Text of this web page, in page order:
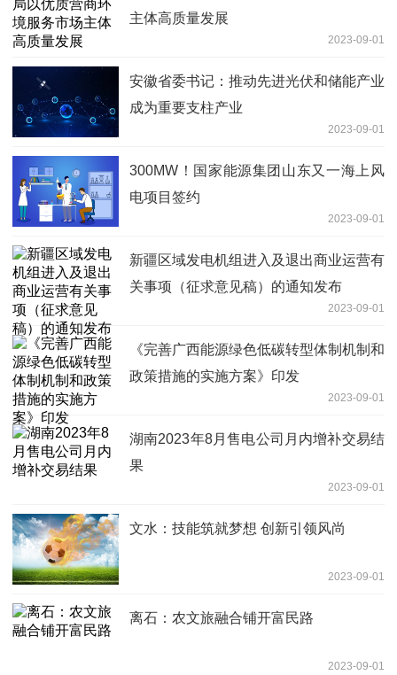
主体高质量发展
2023-09-01
安徽省委书记：推动先进光伏和储能产业
成为重要支柱产业
2023-09-01
300MW！国家能源集团山东又一海上风
电项目签约
2023-09-01
新疆区域发电机组进入及退出商业运营有
关事项（征求意见稿）的通知发布
2023-09-01
《完善广西能源绿色低碳转型体制机制和
政策措施的实施方案》印发
2023-09-01
湖南2023年8月售电公司月内增补交易结
果
2023-09-01
文水：技能筑就梦想 创新引领风尚
2023-09-01
离石：农文旅融合铺开富民路
2023-09-01